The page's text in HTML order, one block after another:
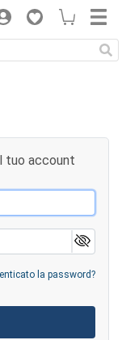
tuo account
la password?